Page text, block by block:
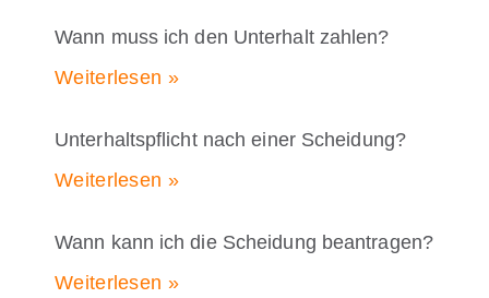
Wann muss ich den Unterhalt zahlen?
Weiterlesen »
Unterhaltspflicht nach einer Scheidung?
Weiterlesen »
Wann kann ich die Scheidung beantragen?
Weiterlesen »